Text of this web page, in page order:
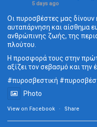
5 days ago
Οι πυροσβέστες μας
αυταπάρνηση και αίσθημα
ανθρώπινης ζωής, της
πλούτου.
Η προσφορά τους στην
αξίζει τον σεβασμό και
#πυροσβεστική
Photo
View on Facebook · Share